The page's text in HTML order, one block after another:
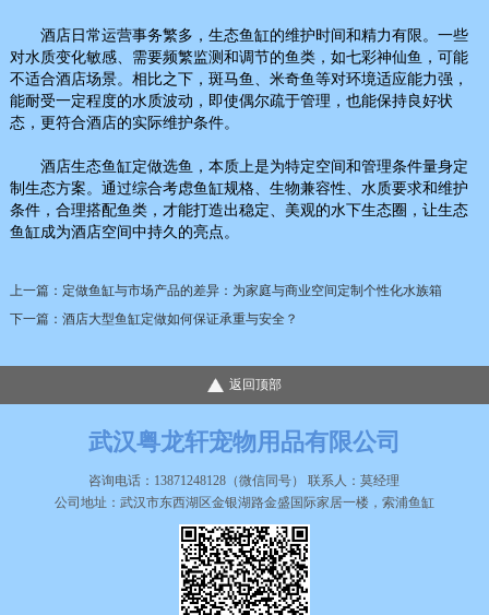
酒店日常运营事务繁多，生态鱼缸的维护时间和精力有限。一些
对水质变化敏感、需要频繁监测和调节的鱼类，如七彩神仙鱼，可能
不适合酒店场景。相比之下，斑马鱼、米奇鱼等对环境适应能力强，
能耐受一定程度的水质波动，即使偶尔疏于管理，也能保持良好状
态，更符合酒店的实际维护条件。
酒店生态鱼缸定做选鱼，本质上是为特定空间和管理条件量身定
制生态方案。通过综合考虑鱼缸规格、生物兼容性、水质要求和维护
条件，合理搭配鱼类，才能打造出稳定、美观的水下生态圈，让生态
鱼缸成为酒店空间中持久的亮点。
上一篇： 定做鱼缸与市场产品的差异：为家庭与商业空间定制个性化水族箱
下一篇： 酒店大型鱼缸定做如何保证承重与安全？
返回顶部
武汉粤龙轩宠物用品有限公司
咨询电话：13871248128（微信同号） 联系人：莫经理
公司地址：武汉市东西湖区金银湖路金盛国际家居一楼，索浦鱼缸